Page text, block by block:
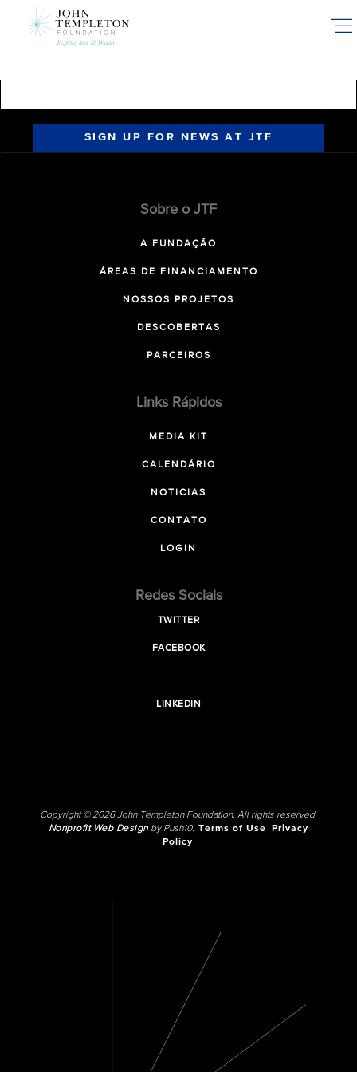
SIGN UP FOR NEWS AT JTF
Sobre o JTF
A FUNDAÇÃO
ÁREAS DE FINANCIAMENTO
NOSSOS PROJETOS
DESCOBERTAS
PARCEIROS
Links Rápidos
MEDIA KIT
CALENDÁRIO
NOTICIAS
CONTATO
LOGIN
Redes Sociais
TWITTER
FACEBOOK
LINKEDIN
Copyright © 2026 John Templeton Foundation. All rights reserved.
Nonprofit Web Designby Push10. Terms of Use
Privacy
Policy